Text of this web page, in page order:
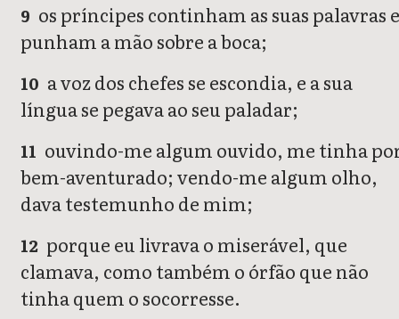
9 os príncipes continham as suas palavras
punham a mão sobre a boca;
10 a voz dos chefes se escondia, e a sua
língua se pegava ao seu paladar;
11 ouvindo-me algum ouvido, me tinha
bem-aventurado; vendo-me algum olho,
dava testemunho de mim;
12 porque eu livrava o miserável, que
clamava, como também o órfão que não
tinha quem o socorresse.